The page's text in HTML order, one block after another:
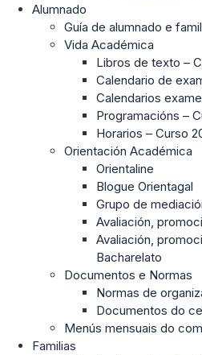
Alumnado
Guía de alumnado e
Vida Académica
Libros de texto –
Calendario de
Calendarios
Programacións –
Horarios – Curso
Orientación Académica
Orientaline
Blogue Orientagal
Grupo de
Avaliación,
Avaliación,
Bacharelato
Documentos e Normas
Normas de
Documentos do
Menús mensuais do
Familias